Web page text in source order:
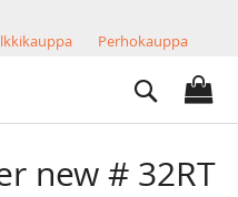
Perhokauppa
Search
new # 32RT